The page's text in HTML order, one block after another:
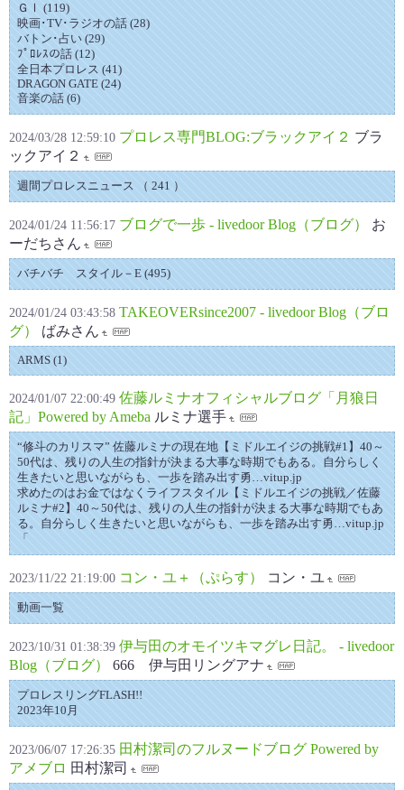
ＧⅠ (119)
映画･TV･ラジオの話 (28)
バトン･占い (29)
ﾌﾟﾛﾚｽの話 (12)
全日本プロレス (41)
DRAGON GATE (24)
音楽の話 (6)
2024/03/28 12:59:10 プロレス専門BLOG:ブラックアイ２ ブラ
ックアイ２
週間プロレスニュース （ 241 ）
2024/01/24 11:56:17 ブログで一歩 - livedoor Blog（ブログ）
お
ーだちさん
バチバチ スタイル－E (495)
2024/01/24 03:43:58 TAKEOVERsince2007 - livedoor Blog（ブロ
グ）
ばみさん
ARMS (1)
2024/01/07 22:00:49 佐藤ルミナオフィシャルブログ「月狼日
記」Powered by Ameba ルミナ選手
“修斗のカリスマ” 佐藤ルミナの現在地【ミドルエイジの挑戦#1】40～
50代は、残りの人生の指針が決まる大事な時期でもある。自分らしく
生きたいと思いながらも、一歩を踏み出す勇…vitup.jp
求めたのはお金ではなくライフスタイル【ミドルエイジの挑戦／佐藤
ルミナ#2】40～50代は、残りの人生の指針が決まる大事な時期でもあ
る。自分らしく生きたいと思いながらも、一歩を踏み出す勇…vitup.jp
「
2023/11/22 21:19:00 コン・ユ＋（ぷらす） コン・ユ
動画一覧
2023/10/31 01:38:39 伊与田のオモイツキマグレ日記。 - livedoor
Blog（ブログ）
666 伊与田リングアナ
プロレスリングFLASH!!
2023年10月
2023/06/07 17:26:35 田村潔司のフルヌードブログ Powered by
アメブロ 田村潔司